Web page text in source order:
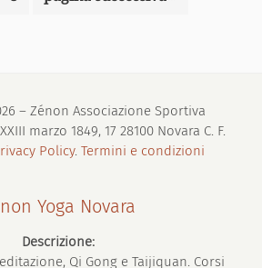
– Zénon Associazione Sportiva
marzo 1849, 17 28100 Novara C. F.
Policy. Termini e condizioni
Yoga Novara
Descrizione:
Qi Gong e Taijiquan. Corsi